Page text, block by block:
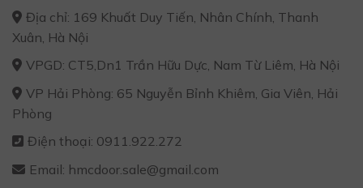
Địa chỉ: 169 Khuất Duy Tiến, Nhân Chính, Thanh
Xuân, Hà Nội
VPGD: CT5,Dn1 Trần Hữu Dực, Nam Từ Liêm, Hà Nội
VP Hải Phòng: 65 Nguyễn Bỉnh Khiêm, Gia Viên, Hải
Phòng
Điện thoại: 0911.922.272
Email: hmcdoor.sale@gmail.com